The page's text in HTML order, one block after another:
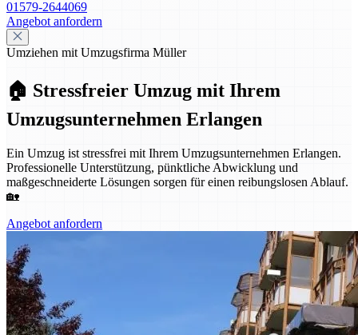
01579-2644069
Angebot anfordern
Umziehen mit Umzugsfirma Müller
🏠 Stressfreier Umzug mit Ihrem
Umzugsunternehmen Erlangen
Ein Umzug ist stressfrei mit Ihrem Umzugsunternehmen Erlangen.
Professionelle Unterstützung, pünktliche Abwicklung und
maßgeschneiderte Lösungen sorgen für einen reibungslosen Ablauf.
🏡
Angebot anfordern